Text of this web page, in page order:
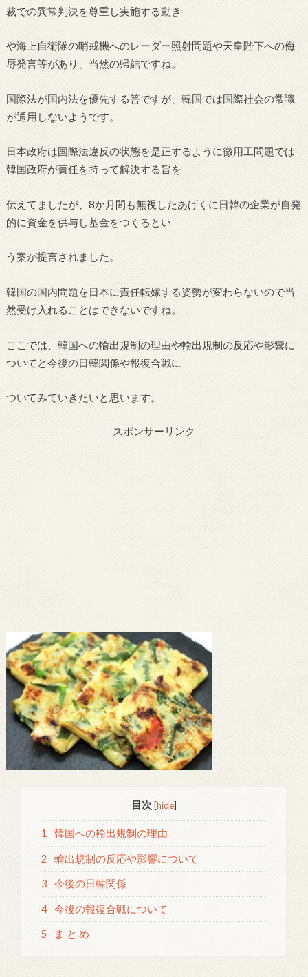
裁での異常判決を尊重し実施する動き
や海上自衛隊の哨戒機へのレーダー照射問題や天皇陛下への侮
辱発言等があり、当然の帰結ですね。
国際法が国内法を優先する筈ですが、韓国では国際社会の常識
が通用しないようです。
日本政府は国際法違反の状態を是正するように徴用工問題では
韓国政府が責任を持って解決する旨を
伝えてましたが、8か月間も無視したあげくに日韓の企業が自発
的に資金を供与し基金をつくるとい
う案が提言されました。
韓国の国内問題を日本に責任転嫁する姿勢が変わらないので当
然受け入れることはできないですね。
ここでは、韓国への輸出規制の理由や輸出規制の反応や影響に
ついてと今後の日韓関係や報復合戦に
ついてみていきたいと思います。
スポンサーリンク
目次 [hide]
1 韓国への輸出規制の理由
2 輸出規制の反応や影響について
3 今後の日韓関係
4 今後の報復合戦について
5 ま と め